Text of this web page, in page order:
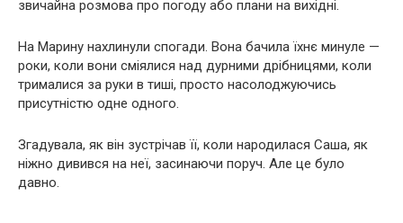
звичайна розмова про погоду або плани на вихідні.
На Марину нахлинули спогади. Вона бачила їхнє минуле —
роки, коли вони сміялися над дурними дрібницями, коли
трималися за руки в тиші, просто насолоджуючись
присутністю одне одного.
Згадувала, як він зустрічав її, коли народилася Саша, як
ніжно дивився на неї, засинаючи поруч. Але це було
давно.